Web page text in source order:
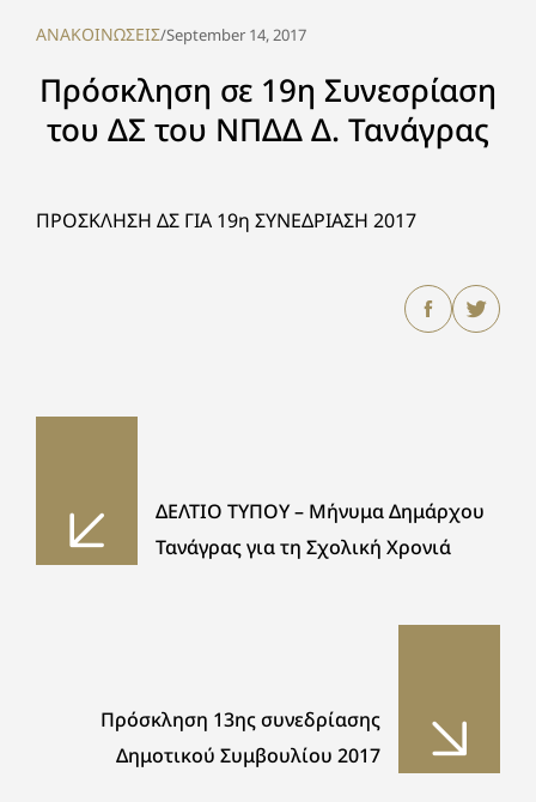
ΑΝΑΚΟΙΝΩΣΕΙΣ/September 14, 2017
Πρόσκληση σε 19η Συνεσρίαση
του ΔΣ του ΝΠΔΔ Δ. Τανάγρας
ΠΡΟΣΚΛΗΣΗ ΔΣ ΓΙΑ 19η ΣΥΝΕΔΡΙΑΣΗ 2017
ΔΕΛΤΙΟ ΤΥΠΟΥ – Μήνυμα Δημάρχου
Τανάγρας για τη Σχολική Χρονιά
Πρόσκληση 13ης συνεδρίασης
Δημοτικού Συμβουλίου 2017